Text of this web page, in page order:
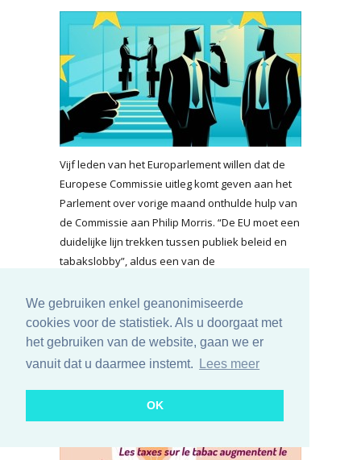
We gebruiken enkel geanonimiseerde
cookies voor de statistiek. Als u doorgaat met
het gebruiken van de website, gaan we er
vanuit dat u daarmee instemt.
Lees meer
OK
Vijf leden van het Europarlement willen dat de
Europese Commissie uitleg komt geven aan het
Parlement over vorige maand onthulde hulp van
de Commissie aan Philip Morris. “De EU moet een
duidelijke lijn trekken tussen publiek beleid en
tabakslobby”, aldus een van de
lees meer...
Grote invloed tabakslobby op
Franse parlementsleden
dinsdag 13 januari 2026